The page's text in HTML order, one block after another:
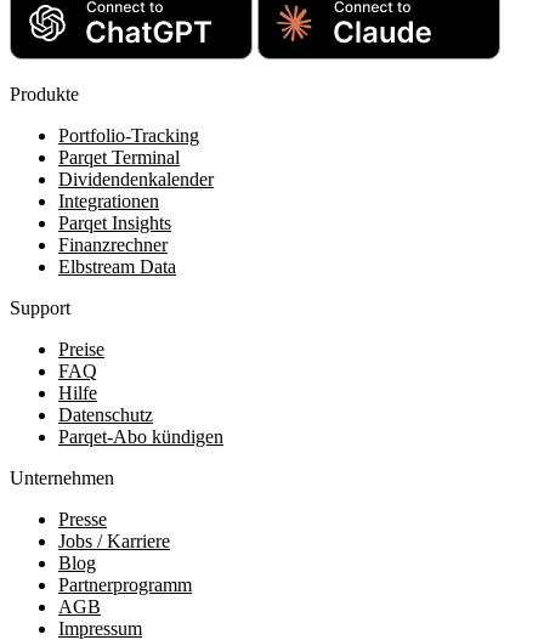
Produkte
Portfolio-Tracking
Parqet Terminal
Dividendenkalender
Integrationen
Parqet Insights
Finanzrechner
Elbstream Data
Support
Preise
FAQ
Hilfe
Datenschutz
Parqet-Abo kündigen
Unternehmen
Presse
Jobs / Karriere
Blog
Partnerprogramm
AGB
Impressum